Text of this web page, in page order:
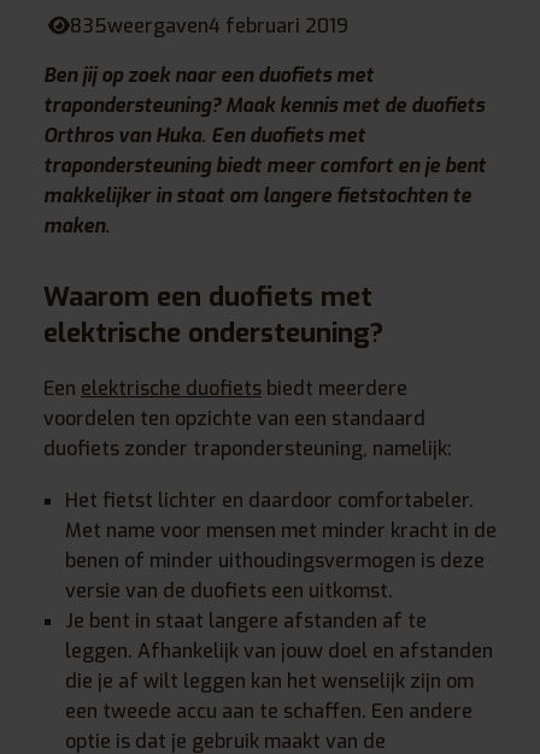
835weergaven4 februari 2019
Ben jij op zoek naar een duofiets met
trapondersteuning? Maak kennis met de duofiets
Orthros van Huka. Een duofiets met
trapondersteuning biedt meer comfort en je bent
makkelijker in staat om langere fietstochten te
maken.
Waarom een duofiets met
elektrische ondersteuning?
Een elektrische duofiets biedt meerdere
voordelen ten opzichte van een standaard
duofiets zonder trapondersteuning, namelijk:
Het fietst lichter en daardoor comfortabeler.
Met name voor mensen met minder kracht in de
benen of minder uithoudingsvermogen is deze
versie van de duofiets een uitkomst.
Je bent in staat langere afstanden af te
leggen. Afhankelijk van jouw doel en afstanden
die je af wilt leggen kan het wenselijk zijn om
een tweede accu aan te schaffen. Een andere
optie is dat je gebruik maakt van de